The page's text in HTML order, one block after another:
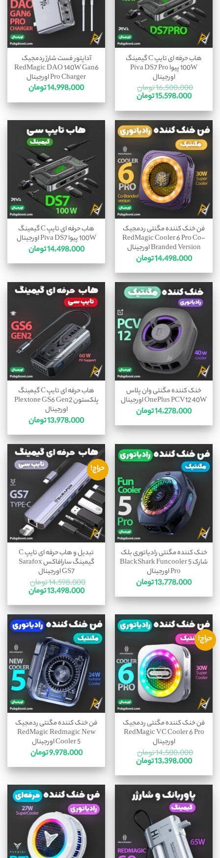
هاب حرفه ای تایپ C گیمینگ
100W پیوا Piva DS7 Pro
اورجینال
16,500,000تومان
15,598,000تومان
آداپتور فست شارژ ردمجیک
RedMagic DAO 140W Gan6
Pro Charger اورجینال
14,998,000تومان
فن خنک کننده مگنتی ردمجیک
RedMagic Cooler 6 Pro Co-
Branded Version اورجینال
14,498,000تومان
هاب حرفه ای تایپ C گیمینگ
100W پیوا Piva DS7 اورجینال
14,498,000تومان
خنک کننده مگنتی وان پلاس
OnePlus PCV12 40W اورجینال
14,278,000تومان
هاب حرفه ای تایپ C گیمینگ
پلکستون Plextone GS6 Gen2
اورجینال
13,978,000تومان
خنک کننده مگنتی رادیاتوری بلک
شارک BlackShark Funcooler 5
Pro اورجینال
13,778,000تومان
حراج!
تبدیل و هاب حرفه ای تایپ C
گیمینگ سارافاکس Sarafox
GS7 اورجینال
14,598,000تومان
13,498,000تومان
حراج!
فن خنک کننده مگنتی ردمجیک
RedMagic VC Cooler 6 Pro
اورجینال
14,500,000تومان
13,398,000تومان
فن خنک کننده مگنتی ردمجیک
RedMagic Redmagic New
Cooler 5 اورجینال
9,978,000تومان